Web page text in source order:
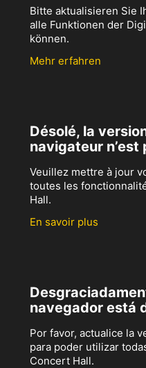
Bitte aktualisieren Sie
alle Funktionen der
können.
Mehr erfahren
Désolé, la
navigateur n’est
Veuillez mettre à jour
toutes les
Hall.
En savoir plus
navegador está
Por favor, actualice la
para poder utilizar
Concert Hall.